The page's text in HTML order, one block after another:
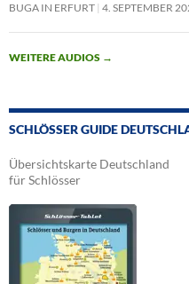
BUGA IN ERFURT 4. SEPTEMBER
WEITERE AUDIOS →
SCHLÖSSER GUIDE
Übersichtskarte Deutschland
für Schlösser